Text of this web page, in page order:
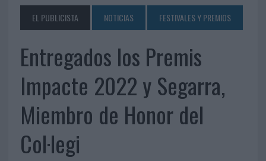
EL PUBLICISTA NOTICIAS FESTIVALES Y PREMIOS
Entregados los Premis
Impacte 2022 y Segarra,
Miembro de Honor del
Col·legi